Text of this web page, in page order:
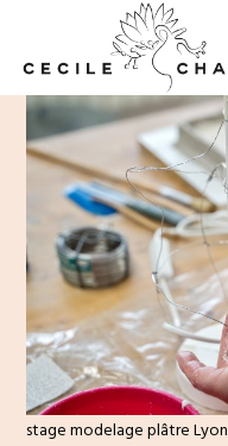
stage modelage plâtre Lyon